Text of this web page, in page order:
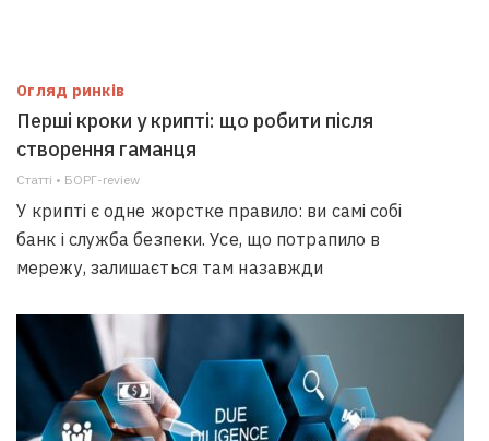
Огляд ринків
Перші кроки у крипті: що робити після
створення гаманця
Статті • БОРГ-review
У крипті є одне жорстке правило: ви самі собі
банк і служба безпеки. Усе, що потрапило в
мережу, залишається там назавжди